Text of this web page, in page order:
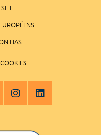
HAS